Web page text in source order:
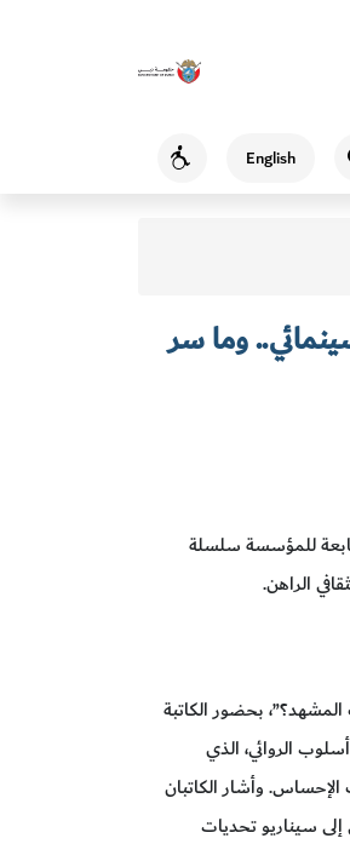
English
Accessibility
وما سر
للمؤسسة سلسلة
الراهن.
بحضور الكاتبة
الروائي، الذي
وأشار الكاتبان
إلى سيناريو تحديات